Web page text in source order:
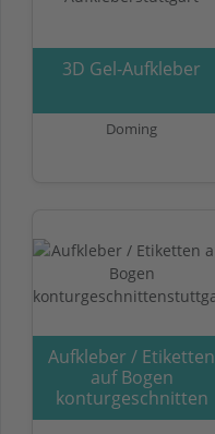
3D Gel-Aufkleber
Doming
Aufkleber / Etiketten
auf Bogen
konturgeschnitten